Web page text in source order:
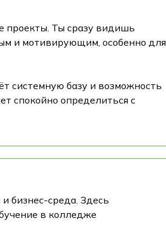
проекты. Ты сразу видишь
и мотивирующим, особенно для
системную базу и возможность
спокойно определиться с
бизнес-среда. Здесь
в колледже